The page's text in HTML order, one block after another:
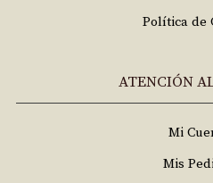
Política de
ATENCIÓN
Mi
Mis